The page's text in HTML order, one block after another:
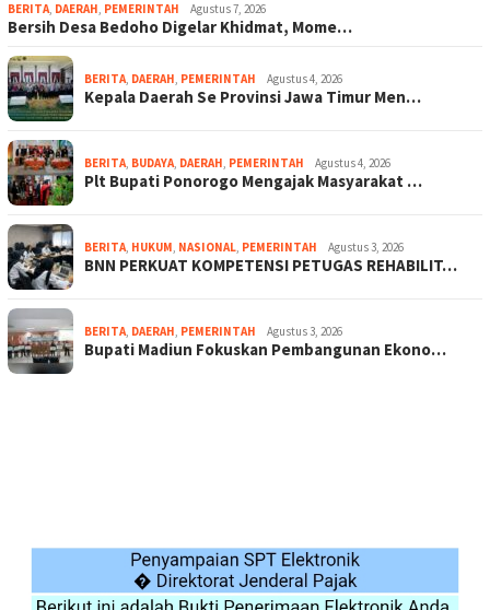
BERITA DAERAH PEMERINTAH Agustus 7, 2026
Bersih Desa Bedoho Digelar Khidmat, Mome…
BERITA DAERAH PEMERINTAH Agustus 4, 2026
Kepala Daerah Se Provinsi Jawa Timur Men…
BERITA BUDAYA DAERAH PEMERINTAH Agustus 4, 2026
Plt Bupati Ponorogo Mengajak Masyarakat …
BERITA HUKUM NASIONAL PEMERINTAH Agustus 3, 2026
BNN PERKUAT KOMPETENSI PETUGAS REHABILIT…
BERITA DAERAH PEMERINTAH Agustus 3, 2026
Bupati Madiun Fokuskan Pembangunan Ekono…